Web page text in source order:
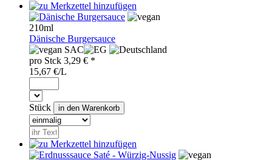
210ml
Dänische Burgersauce
SAC
pro Stck 3,29 € *
15,67 €/L
Stück